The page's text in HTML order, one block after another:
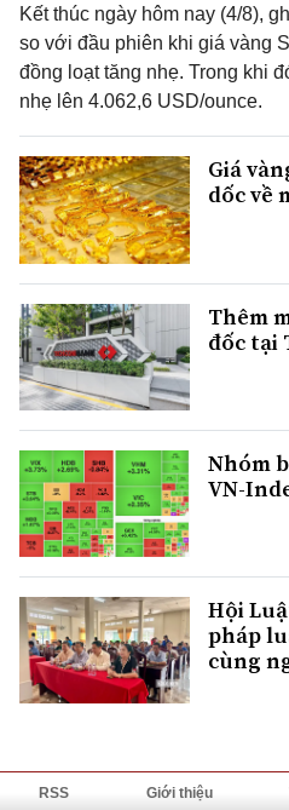
Kết thúc ngày hôm nay (4/8),
so với đầu phiên khi giá vàng
đồng loạt tăng nhẹ. Trong khi
nhẹ lên 4.062,6 USD/ounce.
Giá
dốc về
Thêm
đốc tại
Nhóm
VN-
Hội
pháp
cùng
RSS Giới thiệu